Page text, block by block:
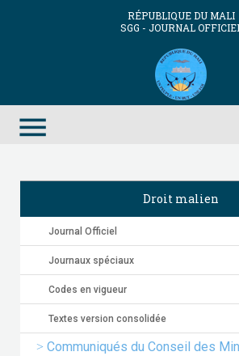
RÉPUBLIQUE DU MALI
SGG - JOURNAL
menu
Droit malien
Journal Officiel
Journaux spéciaux
Codes en vigueur
Textes version consolidée
Communiqués du Conseil des